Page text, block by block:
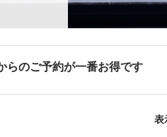
らのご予約が一番お得です
表